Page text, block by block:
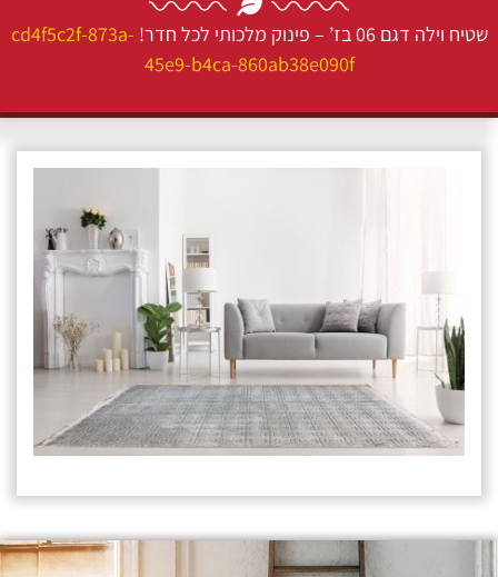
שטיח וילה דגם 06 בז’ – פינוק מלכותי לכל חדר!
cd4f5c2f-873a-
45e9-b4ca-860ab38e090f